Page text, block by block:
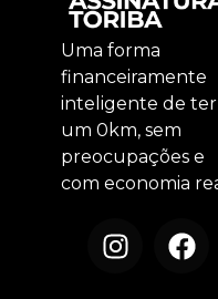
Uma forma
financeiramente
inteligente de ter
um 0km, sem
preocupações e
com economia